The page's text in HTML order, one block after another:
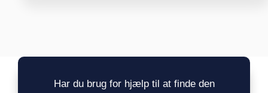
Har du brug for hjælp til at finde den